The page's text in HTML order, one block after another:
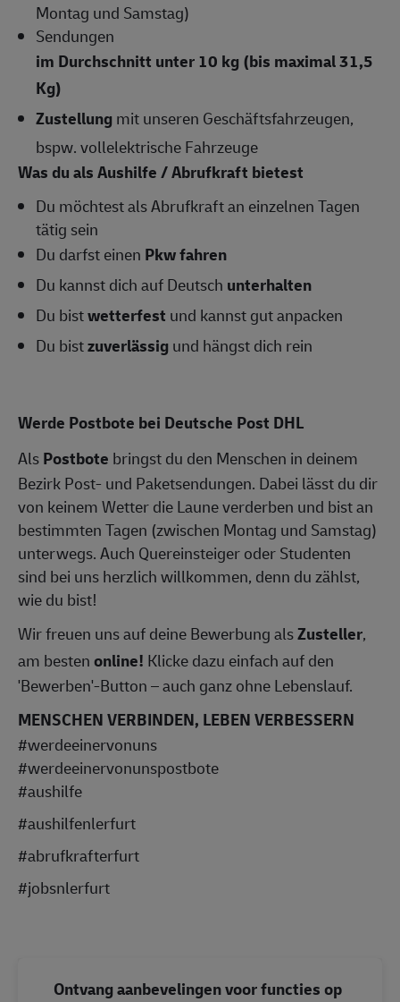
Montag und Samstag)
Sendungen
im Durchschnitt unter 10 kg (bis maximal 31,5
Kg)
Zustellungmit unseren Geschäftsfahrzeugen,
bspw. vollelektrische Fahrzeuge
Was du als Aushilfe / Abrufkraft bietest
Du möchtest als Abrufkraft an einzelnen Tagen
tätig sein
Du darfst einen Pkw fahren
Du kannst dich auf Deutsch unterhalten
Du bistwetterfest und kannst gut anpacken
Du bistzuverlässigund hängst dich rein
Werde Postbote bei Deutsche Post DHL
AlsPostbote bringst du den Menschen in deinem
Bezirk Post- und Paketsendungen. Dabei lässt du dir
von keinem Wetter die Laune verderben und bist an
bestimmten Tagen (zwischen Montag und Samstag)
unterwegs. Auch Quereinsteiger oder Studenten
sind bei uns herzlich willkommen, denn du zählst,
wie du bist!
Wir freuen uns auf deine Bewerbung alsZusteller,
am bestenonline! Klicke dazu einfach auf den
'Bewerben'-Button – auch ganz ohne Lebenslauf.
MENSCHEN VERBINDEN, LEBEN VERBESSERN
#werdeeinervonuns
#werdeeinervonunspostbote
#aushilfe
#aushilfenlerfurt
#abrufkrafterfurt
#jobsnlerfurt
Ontvang aanbevelingen voor functies op